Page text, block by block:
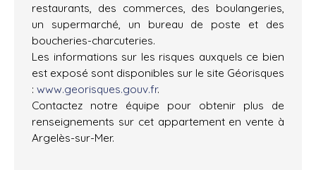
restaurants, des commerces, des boulangeries,
un supermarché, un bureau de poste et des
boucheries-charcuteries.
Les informations sur les risques auxquels ce bien
est exposé sont disponibles sur le site Géorisques
: www.georisques.gouv.fr.
Contactez notre équipe pour obtenir plus de
renseignements sur cet appartement en vente à
Argelès-sur-Mer.